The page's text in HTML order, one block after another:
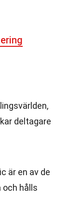
deltagare
är en av de
hålls